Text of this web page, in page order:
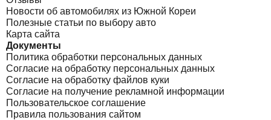
Новости об автомобилях из Южной Кореи
Полезные статьи по выбору авто
Карта сайта
Документы
Политика обработки персональных данных
Согласие на обработку персональных данных
Согласие на обработку файлов куки
Согласие на получение рекламной информации
Пользовательское соглашение
Правила пользования сайтом